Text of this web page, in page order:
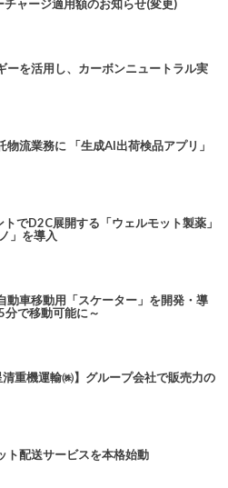
ャージ適用額のお知らせ(変更)
ーを活用し、カーボンニュートラル実
流業務に 「生成AI出荷検品アプリ」
でD2C展開する「ウェルモット製薬」
」を導入
動車移動用「スケーター」を開発・導
分で移動可能に～
清重機運輸㈱】グループ会社で販売力の
ト配送サービスを本格始動